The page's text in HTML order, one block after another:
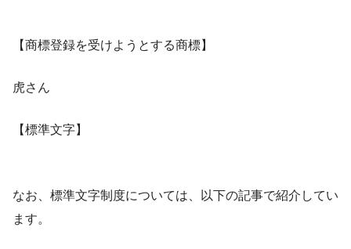
【商標登録を受けようとする商標】
虎さん
【標準文字】
なお、標準文字制度については、以下の記事で紹介してい
ます。